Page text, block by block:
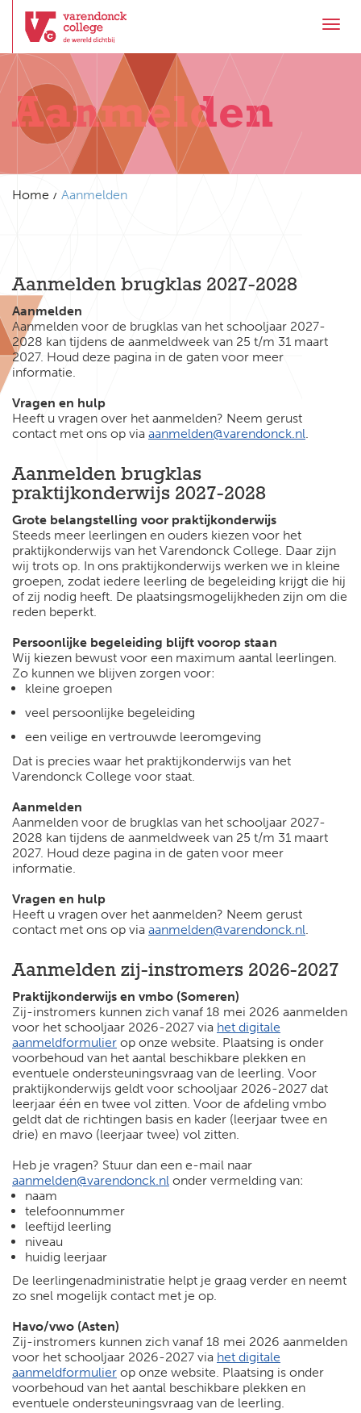
Aanmelden
Home Aanmelden
Aanmelden brugklas 2027-2028
Aanmelden
Aanmelden voor de brugklas van het schooljaar 2027-
2028 kan tijdens de aanmeldweek van 25 t/m 31 maart
2027. Houd deze pagina in de gaten voor meer
informatie.
Vragen en hulp
Heeft u vragen over het aanmelden? Neem gerust
contact met ons op via aanmelden@varendonck.nl.
Aanmelden brugklas
praktijkonderwijs 2027-2028
Grote belangstelling voor praktijkonderwijs
Steeds meer leerlingen en ouders kiezen voor het
praktijkonderwijs van het Varendonck College. Daar zijn
wij trots op. In ons praktijkonderwijs werken we in kleine
groepen, zodat iedere leerling de begeleiding krijgt die hij
of zij nodig heeft. De plaatsingsmogelijkheden zijn om die
reden beperkt.
Persoonlijke begeleiding blijft voorop staan
Wij kiezen bewust voor een maximum aantal leerlingen.
Zo kunnen we blijven zorgen voor:
kleine groepen
veel persoonlijke begeleiding
een veilige en vertrouwde leeromgeving
Dat is precies waar het praktijkonderwijs van het
Varendonck College voor staat.
Aanmelden
Aanmelden voor de brugklas van het schooljaar 2027-
2028 kan tijdens de aanmeldweek van 25 t/m 31 maart
2027. Houd deze pagina in de gaten voor meer
informatie.
Vragen en hulp
Heeft u vragen over het aanmelden? Neem gerust
contact met ons op via aanmelden@varendonck.nl.
Aanmelden zij-instromers 2026-2027
Praktijkonderwijs en vmbo (Someren)
Zij-instromers kunnen zich vanaf 18 mei 2026 aanmelden
voor het schooljaar 2026-2027 via het digitale
aanmeldformulier op onze website. Plaatsing is onder
voorbehoud van het aantal beschikbare plekken en
eventuele ondersteuningsvraag van de leerling. Voor
praktijkonderwijs geldt voor schooljaar 2026-2027 dat
leerjaar één en twee vol zitten. Voor de afdeling vmbo
geldt dat de richtingen basis en kader (leerjaar twee en
drie) en mavo (leerjaar twee) vol zitten.
Heb je vragen? Stuur dan een e-mail naar
aanmelden@varendonck.nl onder vermelding van:
naam
telefoonnummer
leeftijd leerling
niveau
huidig leerjaar
De leerlingenadministratie helpt je graag verder en neemt
zo snel mogelijk contact met je op.
Havo/vwo (Asten)
Zij-instromers kunnen zich vanaf 18 mei 2026 aanmelden
voor het schooljaar 2026-2027 via het digitale
aanmeldformulier op onze website. Plaatsing is onder
voorbehoud van het aantal beschikbare plekken en
eventuele ondersteuningsvraag van de leerling.